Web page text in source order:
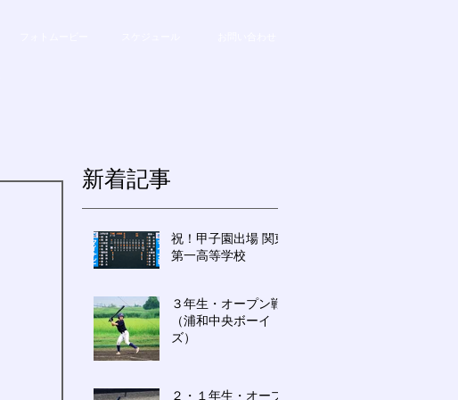
新着記事
祝！甲子園出場 関東
第一高等学校
３年生・オープン戦
（浦和中央ボーイ
ズ）
２・１年生・オープ